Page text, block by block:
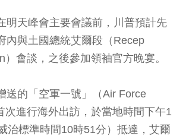
明天峰會主要會議前，川普預計先
內與土國總統艾爾段（Recep
）會談，之後參加領袖官方晚宴。
送的「空軍一號」（Air Force
次進行海外出訪，於當地時間下午1
治標準時間10時51分）抵達，艾爾